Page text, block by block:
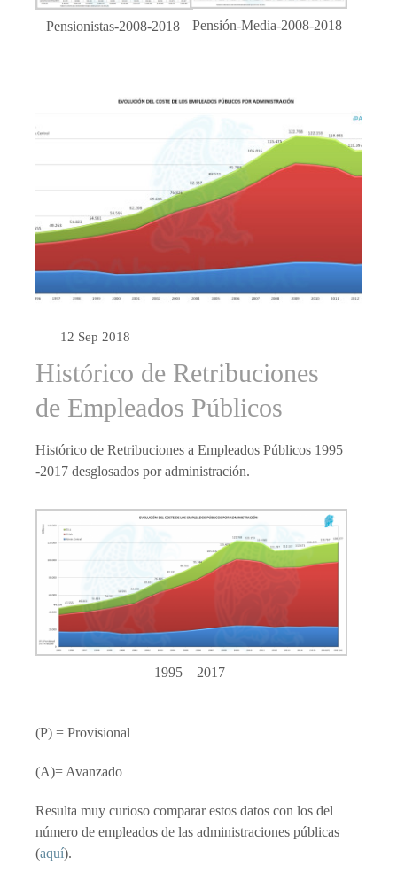
Pensionistas-2008-2018 Pensión-Media-2008-2018
12 Sep 2018
Histórico de Retribuciones
de Empleados Públicos
Histórico de Retribuciones a Empleados Públicos 1995
-2017 desglosados por administración.
1995 – 2017
(P) = Provisional
(A)= Avanzado
Resulta muy curioso comparar estos datos con los del
número de empleados de las administraciones públicas
(aquí).